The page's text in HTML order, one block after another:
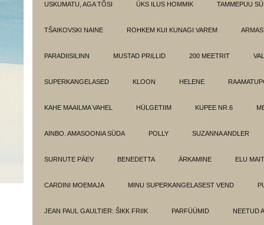
USKUMATU, AGA TÕSI ÜKS ILUS HOMMIK TAMMEPUU
TŠAIKOVSKI NAINE ROHKEM KUI KUNAGI VAREM
PARADIISILINN MUSTAD PRILLID 200 MEETRIT
SUPERKANGELASED KLOON HELENE
KAHE MAAILMA VAHEL HÜLGETIIM KUPEE NR.6
AINBO. AMASOONIA SÜDA POLLY SUZANNA ANDLER
SURNUTE PÄEV BENEDETTA ÄRKAMINE ELU
CARDINI MOEMAJA MINU SUPERKANGELASEST VEND
JEAN PAUL GAULTIER: ŠIKK FRIIK PARFÜÜMID NEETUD